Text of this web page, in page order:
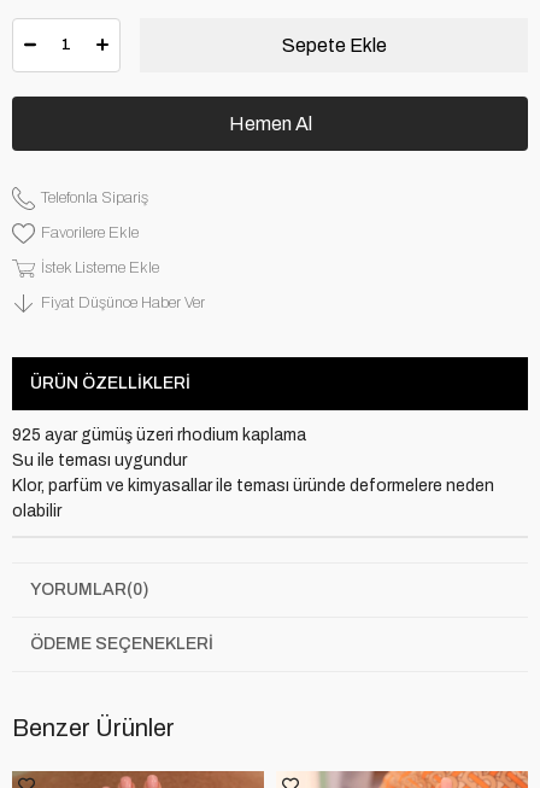
Telefonla Sipariş
Favorilere Ekle
İstek Listeme Ekle
Fiyat Düşünce Haber Ver
ÜRÜN ÖZELLIKLERI
925 ayar gümüş üzeri rhodium kaplama
Su ile teması uygundur
Klor, parfüm ve kimyasallar ile teması üründe deformelere neden
olabilir
YORUMLAR(0)
ÖDEME SEÇENEKLERI
Benzer Ürünler